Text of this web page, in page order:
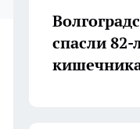
спасли